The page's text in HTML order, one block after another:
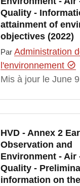
Quality -
attainment of
objectives (2022)
Par Administration
l'environnement
Mis à jour le June
HVD - Annex 2
Observation and
Environment - Air
Quality -
information on the